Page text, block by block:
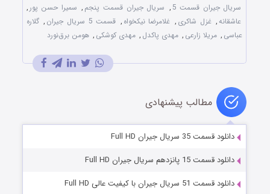
سریال جیران قسمت 5
, سریال جیران قسمت پنجم , سمیرا حسن پور ,
عاشقانه, غزل شاکری , غلامرضا نیکخواه , قسمت 5 سریال جیران , گلاره
عباسی , مریلا زارعی , مهدی پاکدل , مهدی کوشکی , هومن برق‌نورد
مطالب پیشنهادی
دانلود قسمت 35 سریال جیران Full HD
دانلود قسمت 15 پانزدهم سریال جیران Full HD
دانلود قسمت 51 سریال جیران با کیفیت عالی Full HD